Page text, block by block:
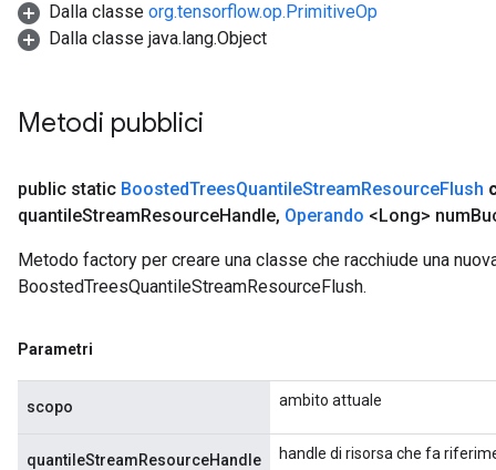
Dalla classe org.tensorflow.op.PrimitiveOp
Dalla classe java.lang.Object
Metodi pubblici
public static BoostedTreesQuantileStreamResourceFlush
quantileStreamResourceHandle, Operando <Long> num
Metodo factory per creare una classe che racchiude una
BoostedTreesQuantileStreamResourceFlush.
Parametri
scopo ambito attuale
quantileStreamResourceHandle handle di risorsa che fa